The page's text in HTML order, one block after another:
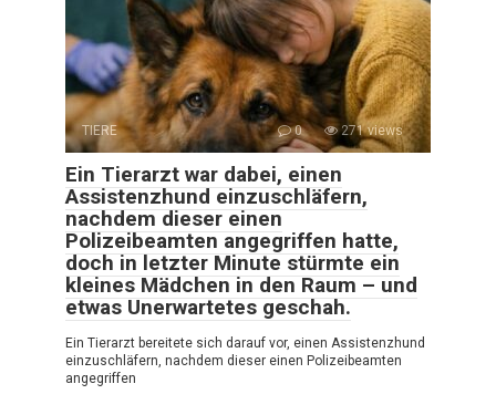
TIERE 0 271 views
Ein Tierarzt war dabei, einen
Assistenzhund einzuschläfern,
nachdem dieser einen
Polizeibeamten angegriffen hatte,
doch in letzter Minute stürmte ein
kleines Mädchen in den Raum – und
etwas Unerwartetes geschah.
Ein Tierarzt bereitete sich darauf vor, einen Assistenzhund
einzuschläfern, nachdem dieser einen Polizeibeamten
angegriffen